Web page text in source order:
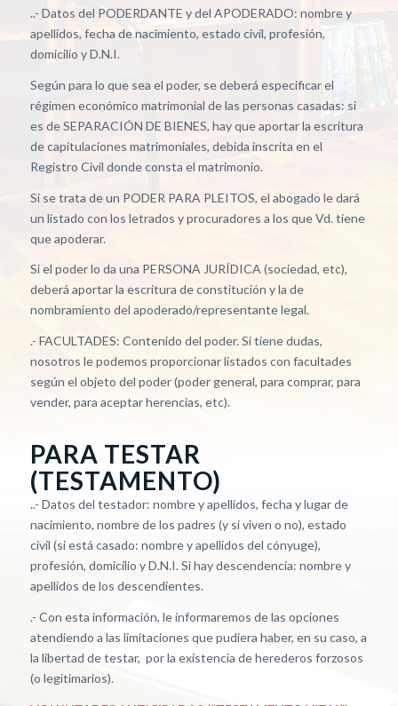
..- Datos del PODERDANTE y del APODERADO: nombre y
apellidos, fecha de nacimiento, estado civil, profesión,
domicilio y D.N.I.
Según para lo que sea el poder, se deberá especificar el
régimen económico matrimonial de las personas casadas: si
es de SEPARACIÓN DE BIENES, hay que aportar la escritura
de capitulaciones matrimoniales, debida inscrita en el
Registro Civil donde consta el matrimonio.
Si se trata de un PODER PARA PLEITOS, el abogado le dará
un listado con los letrados y procuradores a los que Vd. tiene
que apoderar.
Si el poder lo da una PERSONA JURÍDICA (sociedad, etc),
deberá aportar la escritura de constitución y la de
nombramiento del apoderado/representante legal.
.- FACULTADES: Contenido del poder. Si tiene dudas,
nosotros le podemos proporcionar listados con facultades
según el objeto del poder (poder general, para comprar, para
vender, para aceptar herencias, etc).
PARA TESTAR
(TESTAMENTO)
..- Datos del testador: nombre y apellidos, fecha y lugar de
nacimiento, nombre de los padres (y si viven o no), estado
civil (si está casado: nombre y apellidos del cónyuge),
profesión, domicilio y D.N.I. Si hay descendencia: nombre y
apellidos de los descendientes.
.- Con esta información, le informaremos de las opciones
atendiendo a las limitaciones que pudiera haber, en su caso, a
la libertad de testar, por la existencia de herederos forzosos
(o legitimarios).